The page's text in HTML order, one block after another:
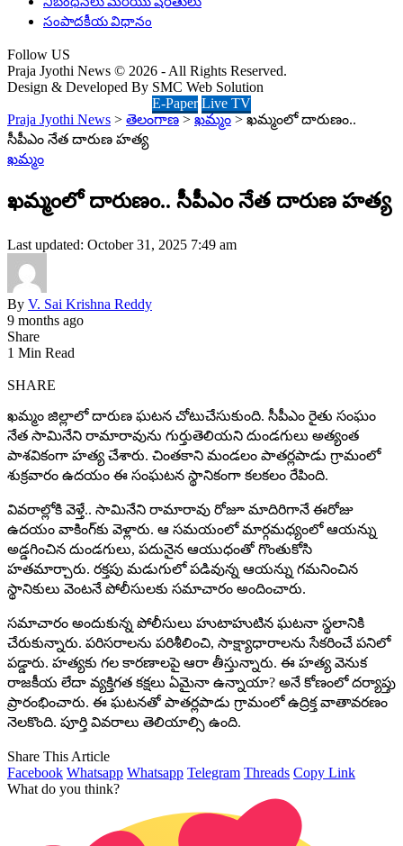
సంపాదకీయ విధానం
Follow US
Praja Jyothi News © 2026 - All Rights Reserved.
Design & Developed By SMC Web Solution
E-Paper Live TV
Praja Jyothi News > తెలంగాణ > ఖమ్మం > ఖమ్మంలో దారుణం..
సీపీఎం నేత దారుణ హత్య
ఖమ్మం
ఖమ్మంలో దారుణం.. సీపీఎం నేత దారుణ హత్య
Last updated: October 31, 2025 7:49 am
By V. Sai Krishna Reddy
9 months ago
Share
1 Min Read
SHARE
ఖమ్మం జిల్లాలో దారుణ ఘటన చోటుచేసుకుంది. సీపీఎం రైతు సంఘం
నేత సామినేని రామారావును గుర్తుతెలియని దుండగులు అత్యంత
పాశవికంగా హత్య చేశారు. చింతకాని మండలం పాతర్లపాడు గ్రామంలో
శుక్రవారం ఉదయం ఈ సంఘటన స్థానికంగా కలకలం రేపింది.
వివరాల్లోకి వెళ్తే.. సామినేని రామారావు రోజూ మాదిరిగానే ఈరోజు
ఉదయం వాకింగ్‌కు వెళ్లారు. ఆ సమయంలో మార్గమధ్యంలో ఆయన్ను
అడ్డగించిన దుండగులు, పదునైన ఆయుధంతో గొంతుకోసి
హతమార్చారు. రక్తపు మడుగులో పడివున్న ఆయన్ను గమనించిన
స్థానికులు వెంటనే పోలీసులకు సమాచారం అందించారు.
సమాచారం అందుకున్న పోలీసులు హుటాహుటిన ఘటనా స్థలానికి
చేరుకున్నారు. పరిసరాలను పరిశీలించి, సాక్ష్యాధారాలను సేకరించే పనిలో
పడ్డారు. హత్యకు గల కారణాలపై ఆరా తీస్తున్నారు. ఈ హత్య వెనుక
రాజకీయ లేదా వ్యక్తిగత కక్షలు ఏమైనా ఉన్నాయా? అనే కోణంలో దర్యాప్తు
ప్రారంభించారు. ఈ ఘటనతో పాతర్లపాడు గ్రామంలో ఉద్రిక్త వాతావరణం
నెలకొంది. పూర్తి వివరాలు తెలియాల్సి ఉంది.
Share This Article
Facebook Whatsapp Whatsapp Telegram Threads Copy Link
What do you think?